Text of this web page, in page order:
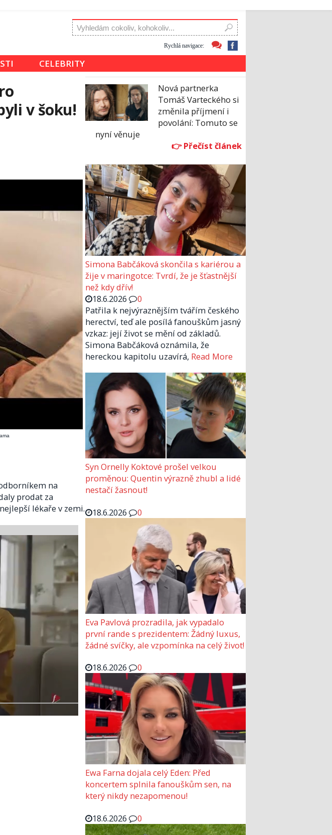
Rychlá navigace:
CELEBRITY
v šoku!
na
prodat za
lékaře v zemi.
Nová partnerka
Tomáš Varteckého si
změnila příjmení i
povolání: Tomuto se
nyní věnuje
Simona Babčáková skončila s kariérou a
žije v maringotce: Tvrdí, že je šťastnější
než kdy dřív!
18.6.2026
0
Patřila k nejvýraznějším tvářím českého
herectví, teď ale posílá fanouškům jasný
vzkaz: její život se mění od základů.
Simona Babčáková oznámila, že
hereckou kapitolu uzavírá, Read More
Syn Ornelly Koktové prošel velkou
proměnou: Quentin výrazně zhubl a lidé
nestačí žasnout!
18.6.2026
0
Eva Pavlová prozradila, jak vypadalo
první rande s prezidentem: Žádný luxus,
žádné svíčky, ale vzpomínka na celý život!
18.6.2026
0
Ewa Farna dojala celý Eden: Před
koncertem splnila fanouškům sen, na
který nikdy nezapomenou!
18.6.2026
0